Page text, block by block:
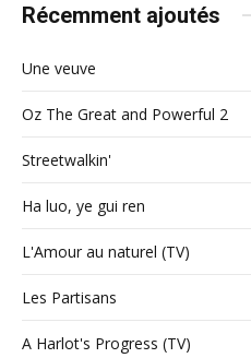
Récemment ajoutés
Une veuve
Oz The Great and Powerful 2
Streetwalkin'
Ha luo, ye gui ren
L'Amour au naturel (TV)
Les Partisans
A Harlot's Progress (TV)